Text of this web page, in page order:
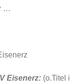
…
Eisenerz: (o.Titel